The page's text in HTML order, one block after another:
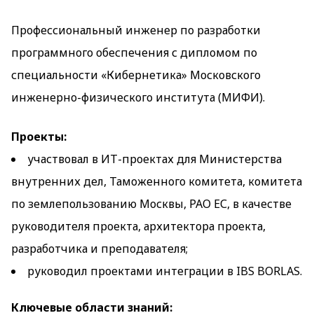
Профессиональный инженер по разработки
программного обеспечения с дипломом по
специальности «Кибернетика» Московского
инженерно-физического института (МИФИ).
Проекты:
участвовал в ИТ-проектах для Министерства
внутренних дел, Таможенного комитета, комитета
по землепользованию Москвы, РАО ЕС, в качестве
руководителя проекта, архитектора проекта,
разработчика и преподавателя;
руководил проектами интеграции в IBS BORLAS.
Ключевые области знаний: